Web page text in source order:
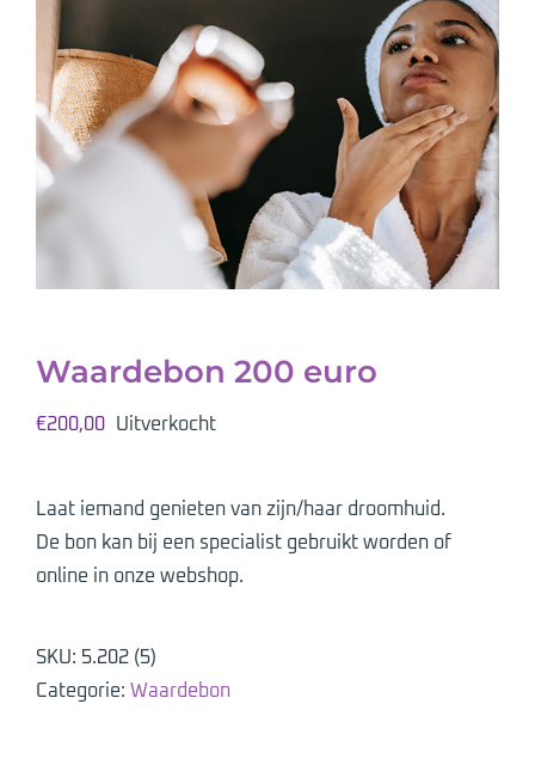
Waardebon 200 euro
€200,00 Uitverkocht
Laat iemand genieten van zijn/haar droomhuid.
De bon kan bij een specialist gebruikt worden of
online in onze webshop.
SKU: 5.202 (5)
Categorie: Waardebon